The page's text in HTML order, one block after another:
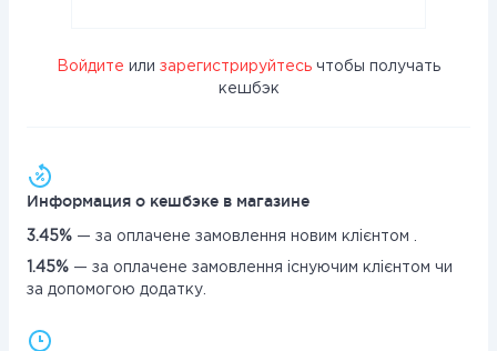
Войдите или зарегистрируйтесь чтобы получать
кешбэк
Информация о кешбэке в магазине
3.45% — за оплачене замовлення новим клієнтом .
1.45% — за оплачене замовлення існуючим клієнтом чи
за допомогою додатку.